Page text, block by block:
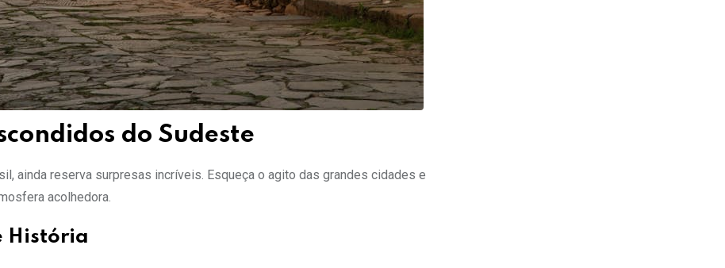
do Sudeste
ainda reserva surpresas incríveis. Esqueça o agito das grandes cidades e
acolhedora.
História